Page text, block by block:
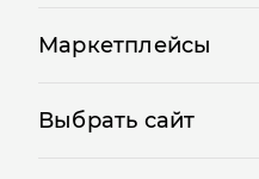
Маркетплейсы
Выбрать сайт